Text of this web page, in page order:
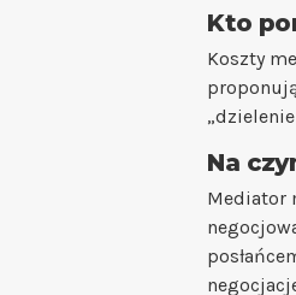
Kto
Koszty
Na
Mediator